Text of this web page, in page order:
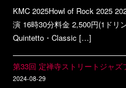
KMC 2025Howl of Rock 2025
演 16時30分料金 2,500円(1ドリ
Quintetto・Classic […]
第33回 定禅寺ストリートジャズ
2024-08-29